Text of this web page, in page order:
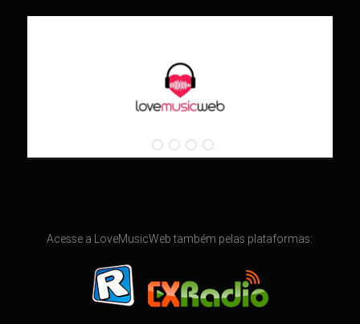
Acesse a LoveMusicWeb também pelas plataformas: